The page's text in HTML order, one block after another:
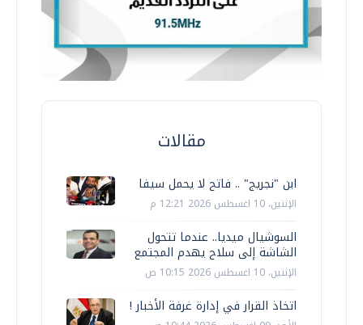
مقالات
ابن "نجريج" .. فاتح لا يحمل سيفا
الإثنين، 10 اغسطس 2026 12:21 م
السوشيال ميديا.. عندما تتحول
الشاشة إلى سلاح يهدم المجتمع
الإثنين، 10 اغسطس 2026 10:15 ص
اتخاذ القرار في إدارة غرفة الأخبار !